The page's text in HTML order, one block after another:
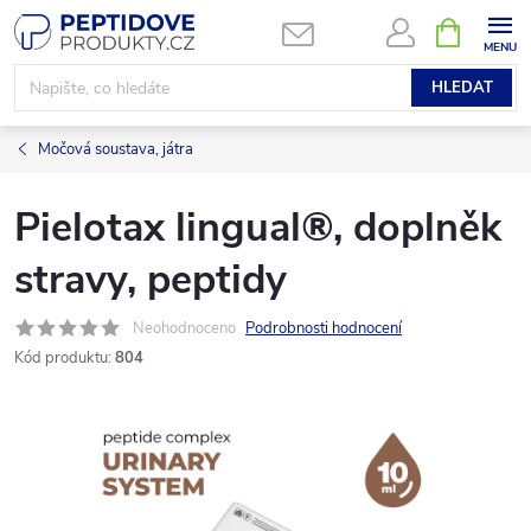
Přejít
na
obsah
HLEDAT
NÁKUPNÍ
KOŠÍK
Močová soustava, játra
Pielotax lingual®, doplněk
stravy, peptidy
Neohodnoceno Podrobnosti hodnocení
Kód produktu: 804